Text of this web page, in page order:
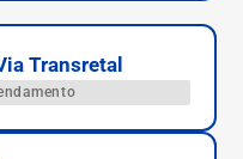
Transretal